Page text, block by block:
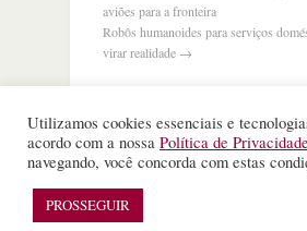
aviões para a fronteira
Robôs humanoides para serviços
virar realidade →
©Nota Alta ESPM. Todos os
WordPress Theme
Utilizamos cookies essenciais e
acordo com a nossa Política de Privacidade
navegando, você concorda com estas
PROSSEGUIR